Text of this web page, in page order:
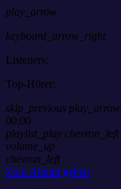
play_arrow
keyboard_arrow_right
Listeners:
Top-Hörer:
skip_previous play_arrow
00:00
playlist_play chevron_left
volume_up
chevron_left
Zum Album gehen